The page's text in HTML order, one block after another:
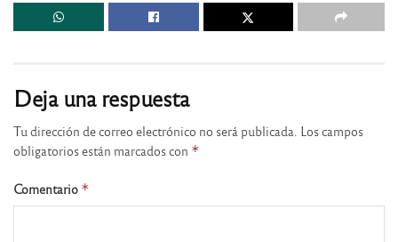
Deja una respuesta
Tu dirección de correo electrónico no será publicada. Los campos
obligatorios están marcados con *
Comentario *